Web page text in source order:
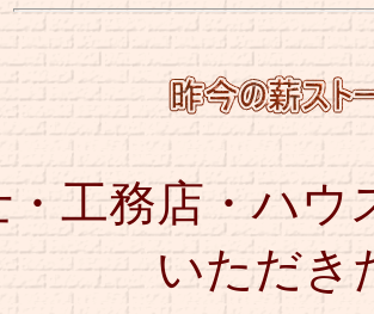
・工務店・ハウ
いただき